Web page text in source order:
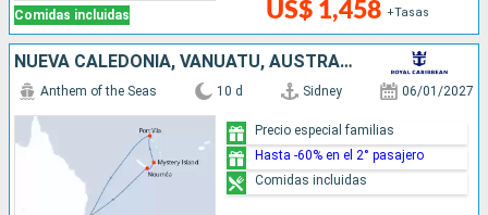
Comidas incluidas US$ 1,458 +Tasas
NUEVA CALEDONIA, VANUATU, AUSTRALIA
Anthem of the Seas 10 d Sidney 06/01/2027
Precio especial familias
Hasta -60% en el 2° pasajero
Comidas incluidas